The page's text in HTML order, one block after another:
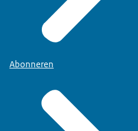
Abonneren